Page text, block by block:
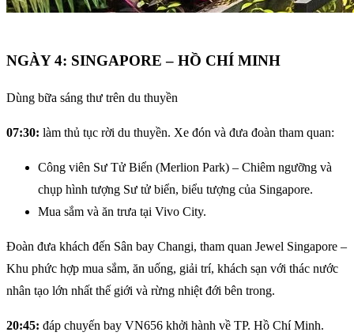
NGÀY 4: SINGAPORE – HỒ CHÍ MINH
Dùng bữa sáng thư trên du thuyền
07:30: làm thủ tục rời du thuyền. Xe đón và đưa đoàn tham quan:
Công viên Sư Tử Biển (Merlion Park) – Chiêm ngưỡng và
chụp hình tượng Sư tử biển, biểu tượng của Singapore.
Mua sắm và ăn trưa tại Vivo City.
Đoàn đưa khách đến Sân bay Changi, tham quan Jewel Singapore –
Khu phức hợp mua sắm, ăn uống, giải trí, khách sạn với thác nước
nhân tạo lớn nhất thế giới và rừng nhiệt đới bên trong.
20:45: đáp chuyến bay VN656 khởi hành về TP. Hồ Chí Minh.